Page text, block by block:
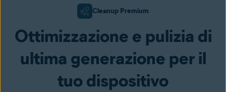
Cleanup Premium
Ottimizzazione e pulizia di
ultima generazione per il
tuo dispositivo